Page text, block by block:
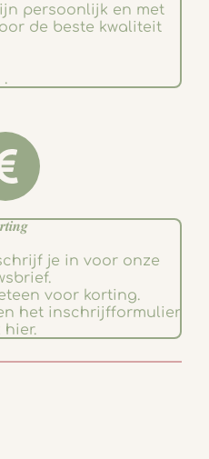
persoonlijk en met
de beste kwaliteit
.
je in voor onze
voor korting.
het inschrijfformulier
hier.